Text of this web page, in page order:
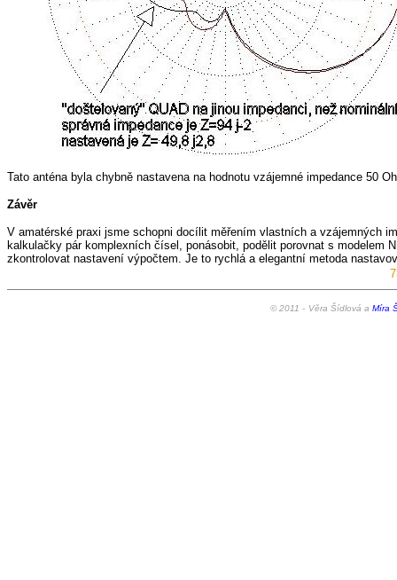
Tato anténa byla chybně nastavena na hodnotu vzájemné impedance 50
Závěr
V amatérské praxi jsme schopni docílit měřením vlastních a vzájemných
kalkulačky pár komplexních čísel, ponásobit, podělit porovnat s modelem
zkontrolovat nastavení výpočtem. Je to rychlá a elegantní metoda
© 2011 - Věra Šídlová a Míra